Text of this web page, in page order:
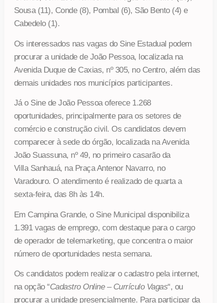
Sousa (11), Conde (8), Pombal (6), São Bento (4) e
Cabedelo (1).
Os interessados nas vagas do Sine Estadual podem
procurar a unidade de João Pessoa, localizada na
Avenida Duque de Caxias, nº 305, no Centro, além das
demais unidades nos municípios participantes.
Já o Sine de João Pessoa oferece 1.268
oportunidades, principalmente para os setores de
comércio e construção civil. Os candidatos devem
comparecer à sede do órgão, localizada na Avenida
João Suassuna, nº 49, no primeiro casarão da
Villa Sanhauá, na Praça Antenor Navarro, no
Varadouro. O atendimento é realizado de quarta a
sexta-feira, das 8h às 14h.
Em Campina Grande, o Sine Municipal disponibiliza
1.391 vagas de emprego, com destaque para o cargo
de operador de telemarketing, que concentra o maior
número de oportunidades nesta semana.
Os candidatos podem realizar o cadastro pela internet,
na opção “Cadastro Online – Currículo Vagas“, ou
procurar a unidade presencialmente. Para participar da